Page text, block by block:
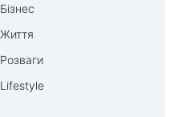
Бізнес
Життя
Розваги
Lifestyle